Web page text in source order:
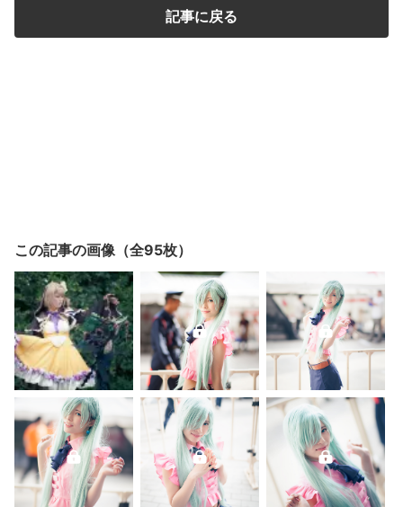
記事に戻る
この記事の画像（全95枚）